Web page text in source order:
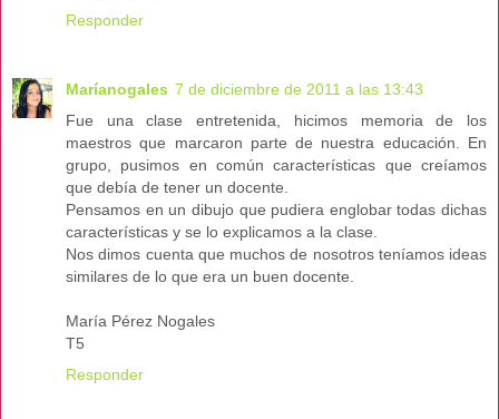
Responder
Maríanogales 7 de diciembre de 2011 a las 13:43
Fue una clase entretenida, hicimos memoria de los
maestros que marcaron parte de nuestra educación. En
grupo, pusimos en común características que creíamos
que debía de tener un docente.
Pensamos en un dibujo que pudiera englobar todas dichas
características y se lo explicamos a la clase.
Nos dimos cuenta que muchos de nosotros teníamos ideas
similares de lo que era un buen docente.
María Pérez Nogales
T5
Responder